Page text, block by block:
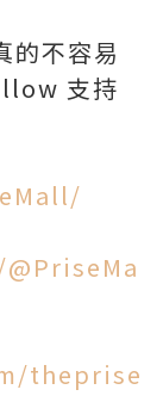
的不容易
支持
theprise